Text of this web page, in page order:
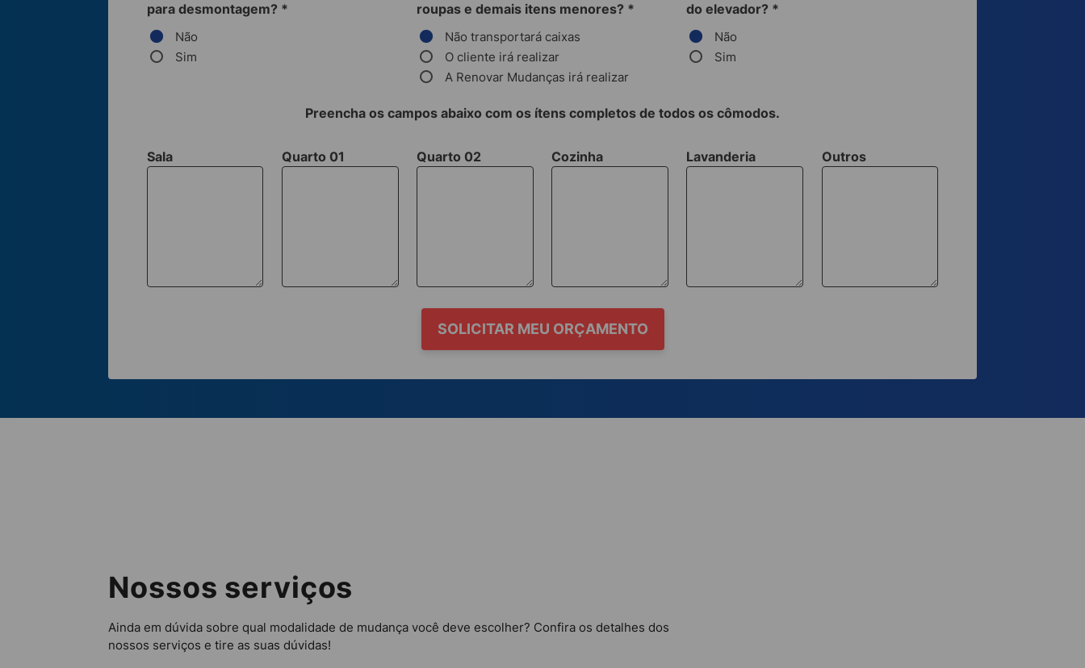
para desmontagem? *
Não
Sim
roupas e demais itens menores? *
Não transportará caixas
O cliente irá realizar
A Renovar Mudanças irá realizar
do elevador? *
Não
Sim
Preencha os campos abaixo com os ítens completos de todos os cômodos.
Sala Quarto 01 Quarto 02 Cozinha Lavanderia Outros
SOLICITAR MEU ORÇAMENTO
Nossos serviços
Ainda em dúvida sobre qual modalidade de mudança você deve escolher? Confira os detalhes dos
nossos serviços e tire as suas dúvidas!